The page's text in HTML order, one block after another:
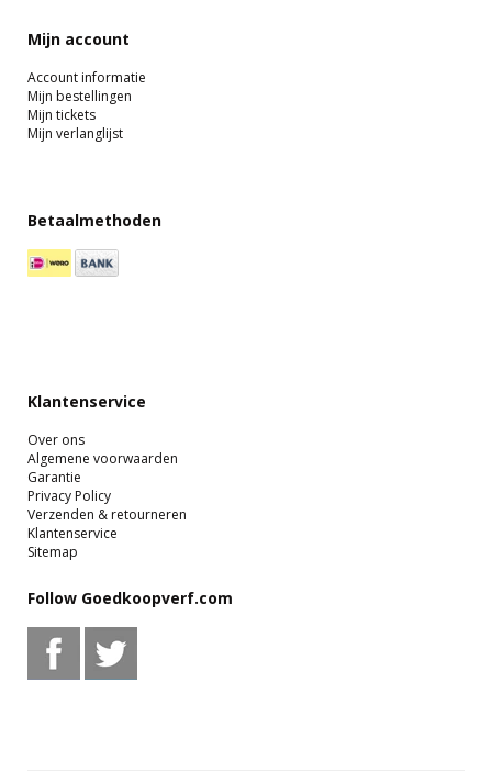
Mijn account
Account informatie
Mijn bestellingen
Mijn tickets
Mijn verlanglijst
Betaalmethoden
Klantenservice
Over ons
Algemene voorwaarden
Garantie
Privacy Policy
Verzenden & retourneren
Klantenservice
Sitemap
Follow Goedkoopverf.com